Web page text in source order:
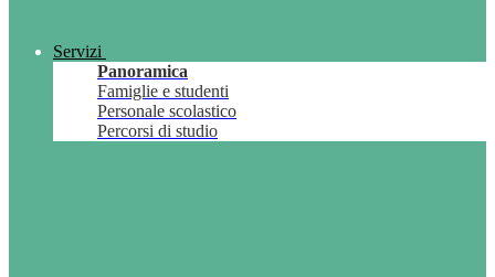
Servizi
Panoramica
Famiglie e studenti
Personale scolastico
Percorsi di studio